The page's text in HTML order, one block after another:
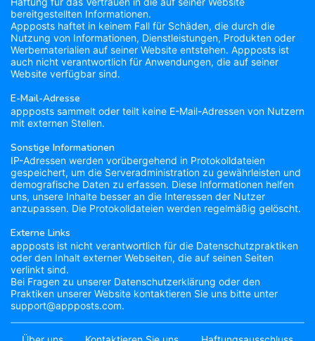
bereitgestellten Informationen.
Appposts haftet in keinem Fall für Schäden, die durch die
Nutzung von Informationen, Dienstleistungen, Produkten oder
Werbematerialien auf seiner Website entstehen. Appposts ist
auch nicht verantwortlich für Anwendungen, die auf seiner
Website verfügbar sind.
E-Mail-Adresse
appposts sammelt oder teilt keine E-Mail-Adressen von Nutzern
mit externen Stellen.
Sonstige Informationen
IP-Adressen werden vorübergehend in Protokolldateien
gespeichert, um die Serveradministration zu gewährleisten und
demografische Daten zu erfassen. Diese Informationen helfen
uns, unsere Inhalte besser an die Interessen der Nutzer
anzupassen. Die Protokolldateien werden regelmäßig gelöscht.
Externe Links
appposts ist nicht verantwortlich für die Datenschutzpraktiken
oder den Inhalt externer Webseiten, die auf seinen Seiten
verlinkt sind.
Bei Fragen zu unserer Datenschutzerklärung oder den
Praktiken unserer Website kontaktieren Sie uns bitte unter
support@appposts.com.